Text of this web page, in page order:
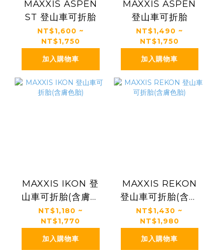
MAXXIS ASPEN
ST 登山車可折胎
NT$1,600 ~
NT$1,750
加入購物車
MAXXIS ASPEN
登山車可折胎
NT$1,490 ~
NT$1,750
加入購物車
MAXXIS IKON 登
山車可折胎(含膚色
胎)
NT$1,180 ~
NT$1,770
加入購物車
MAXXIS REKON
登山車可折胎(含膚
色胎)
NT$1,430 ~
NT$1,980
加入購物車